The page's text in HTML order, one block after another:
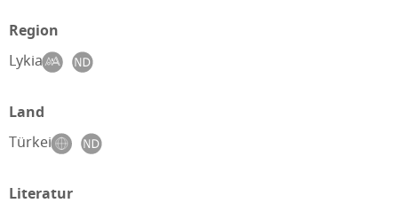
Region
Lykia
Land
Türkei
Literatur